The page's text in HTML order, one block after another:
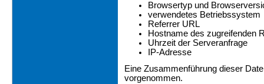
Browsertyp und
verwendetes Betriebssystem
Referrer URL
Hostname des zugreifenden
Uhrzeit der Serveranfrage
IP-Adresse
Eine Zusammenführung dieser
vorgenommen.